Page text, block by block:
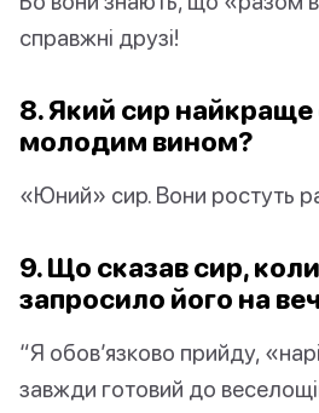
справжні друзі!
8. Який сир найкраще
молодим вином?
«Юний» сир. Вони ростуть
9. Що сказав сир,
запросило його на
“Я обов’язково прийду,
завжди готовий до